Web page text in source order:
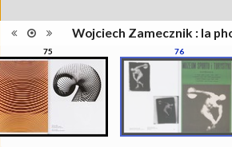
Wojciech Zamecznik : la
75 76